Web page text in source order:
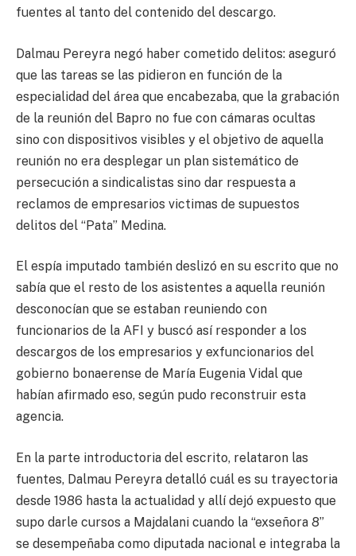
fuentes al tanto del contenido del descargo.
Dalmau Pereyra negó haber cometido delitos: aseguró
que las tareas se las pidieron en función de la
especialidad del área que encabezaba, que la grabación
de la reunión del Bapro no fue con cámaras ocultas
sino con dispositivos visibles y el objetivo de aquella
reunión no era desplegar un plan sistemático de
persecución a sindicalistas sino dar respuesta a
reclamos de empresarios victimas de supuestos
delitos del “Pata” Medina.
El espía imputado también deslizó en su escrito que no
sabía que el resto de los asistentes a aquella reunión
desconocían que se estaban reuniendo con
funcionarios de la AFI y buscó así responder a los
descargos de los empresarios y exfuncionarios del
gobierno bonaerense de María Eugenia Vidal que
habían afirmado eso, según pudo reconstruir esta
agencia.
En la parte introductoria del escrito, relataron las
fuentes, Dalmau Pereyra detalló cuál es su trayectoria
desde 1986 hasta la actualidad y allí dejó expuesto que
supo darle cursos a Majdalani cuando la “exseñora 8”
se desempeñaba como diputada nacional e integraba la